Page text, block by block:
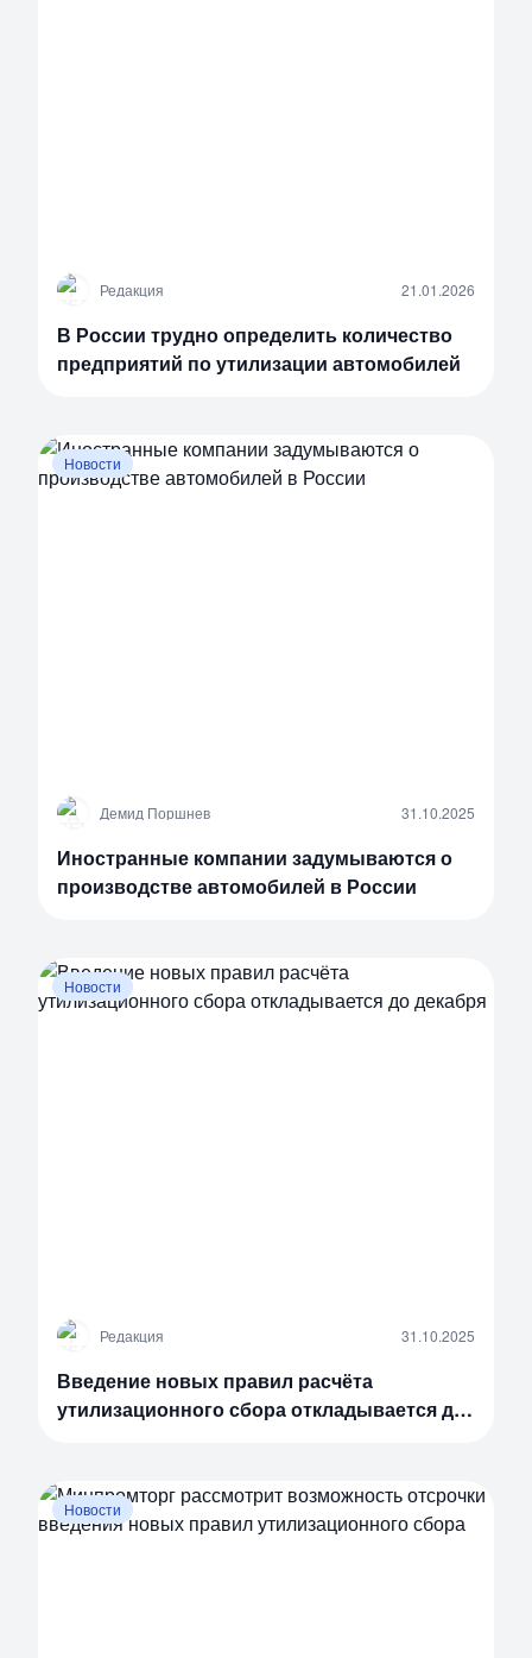
Р Редакция 21.01.2026
В России трудно определить количество
предприятий по утилизации автомобилей
Новости
Д Демид Поршнев 31.10.2025
Иностранные компании задумываются о
производстве автомобилей в России
Новости
Р Редакция 31.10.2025
Введение новых правил расчёта
утилизационного сбора откладывается до
Новости